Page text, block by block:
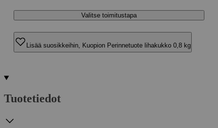
Valitse toimitustapa
Lisää suosikkeihin, Kuopion Perinnetuote lihakukko 0,8 kg
Tuotetiedot